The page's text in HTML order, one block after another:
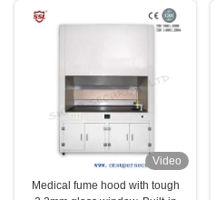
Video
Medical fume hood with tough